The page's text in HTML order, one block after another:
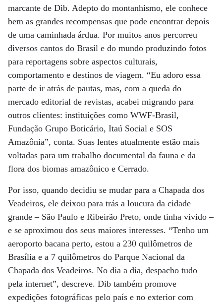
marcante de Dib. Adepto do montanhismo, ele conhece
bem as grandes recompensas que pode encontrar depois
de uma caminhada árdua. Por muitos anos percorreu
diversos cantos do Brasil e do mundo produzindo fotos
para reportagens sobre aspectos culturais,
comportamento e destinos de viagem. “Eu adoro essa
parte de ir atrás de pautas, mas, com a queda do
mercado editorial de revistas, acabei migrando para
outros clientes: instituições como WWF-Brasil,
Fundação Grupo Boticário, Itaú Social e SOS
Amazônia”, conta. Suas lentes atualmente estão mais
voltadas para um trabalho documental da fauna e da
flora dos biomas amazônico e Cerrado.
Por isso, quando decidiu se mudar para a Chapada dos
Veadeiros, ele deixou para trás a loucura da cidade
grande – São Paulo e Ribeirão Preto, onde tinha vivido –
e se aproximou dos seus maiores interesses. “Tenho um
aeroporto bacana perto, estou a 230 quilômetros de
Brasília e a 7 quilômetros do Parque Nacional da
Chapada dos Veadeiros. No dia a dia, despacho tudo
pela internet”, descreve. Dib também promove
expedições fotográficas pelo país e no exterior com